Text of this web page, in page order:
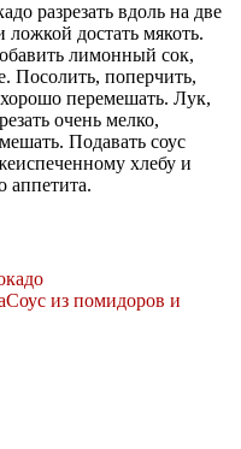
разрезать вдоль на две
достать мякоть.
лимонный сок,
Посолить, поперчить,
перемешать. Лук,
очень мелко,
Подавать соус
хлебу и
аппетита.
Соус из помидоров и